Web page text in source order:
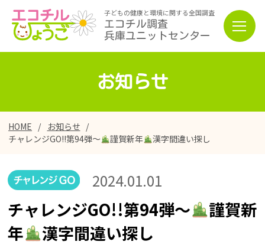
子どもの健康と環境に関する全国調査
エコチル調査
兵庫ユニットセンター
お知らせ
HOME
お知らせ
チャレンジGO!!第94弾～
謹賀新年 漢字間違い探し
チャレンジGO!!第94弾～
謹賀新
年
漢字間違い探し
2024.01.01